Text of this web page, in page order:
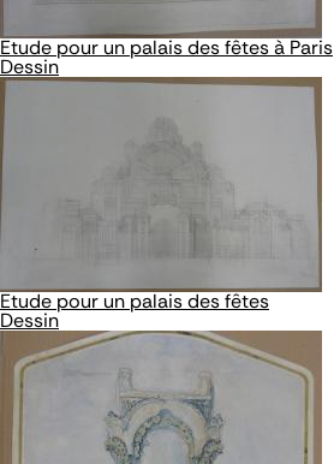
Etude pour un palais des fêtes à Paris
Dessin
Etude pour un palais des fêtes
Dessin